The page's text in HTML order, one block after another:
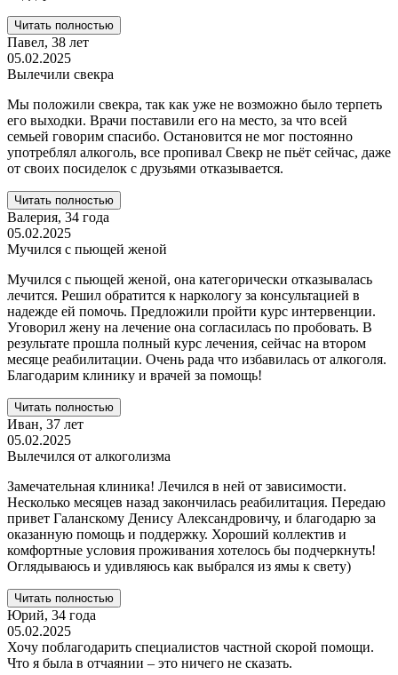
Читать полностью
Павел, 38 лет
05.02.2025
Вылечили свекра
Мы положили свекра, так как уже не возможно было терпеть
его выходки. Врачи поставили его на место, за что всей
семьей говорим спасибо. Остановится не мог постоянно
употреблял алкоголь, все пропивал Свекр не пьёт сейчас, даже
от своих посиделок с друзьями отказывается.
Читать полностью
Валерия, 34 года
05.02.2025
Мучился с пьющей женой
Мучился с пьющей женой, она категорически отказывалась
лечится. Решил обратится к наркологу за консультацией в
надежде ей помочь. Предложили пройти курс интервенции.
Уговорил жену на лечение она согласилась по пробовать. В
результате прошла полный курс лечения, сейчас на втором
месяце реабилитации. Очень рада что избавилась от алкоголя.
Благодарим клинику и врачей за помощь!
Читать полностью
Иван, 37 лет
05.02.2025
Вылечился от алкоголизма
Замечательная клиника! Лечился в ней от зависимости.
Несколько месяцев назад закончилась реабилитация. Передаю
привет Галанскому Денису Александровичу, и благодарю за
оказанную помощь и поддержку. Хороший коллектив и
комфортные условия проживания хотелось бы подчеркнуть!
Оглядываюсь и удивляюсь как выбрался из ямы к свету)
Читать полностью
Юрий, 34 года
05.02.2025
Хочу поблагодарить специалистов частной скорой помощи.
Что я была в отчаянии – это ничего не сказать.